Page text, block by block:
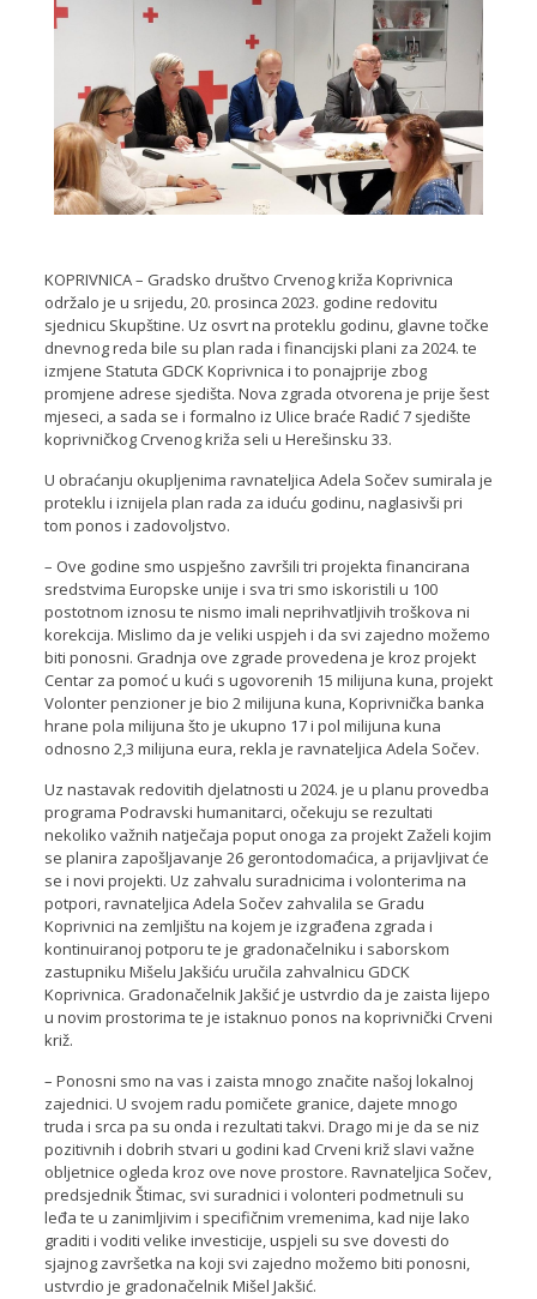
KOPRIVNICA – Gradsko društvo Crvenog križa Koprivnica
održalo je u srijedu, 20. prosinca 2023. godine redovitu
sjednicu Skupštine. Uz osvrt na proteklu godinu, glavne točke
dnevnog reda bile su plan rada i financijski plani za 2024. te
izmjene Statuta GDCK Koprivnica i to ponajprije zbog
promjene adrese sjedišta. Nova zgrada otvorena je prije šest
mjeseci, a sada se i formalno iz Ulice braće Radić 7 sjedište
koprivničkog Crvenog križa seli u Herešinsku 33.
U obraćanju okupljenima ravnateljica Adela Sočev sumirala je
proteklu i iznijela plan rada za iduću godinu, naglasivši pri
tom ponos i zadovoljstvo.
– Ove godine smo uspješno završili tri projekta financirana
sredstvima Europske unije i sva tri smo iskoristili u 100
postotnom iznosu te nismo imali neprihvatljivih troškova ni
korekcija. Mislimo da je veliki uspjeh i da svi zajedno možemo
biti ponosni. Gradnja ove zgrade provedena je kroz projekt
Centar za pomoć u kući s ugovorenih 15 milijuna kuna, projekt
Volonter penzioner je bio 2 milijuna kuna, Koprivnička banka
hrane pola milijuna što je ukupno 17 i pol milijuna kuna
odnosno 2,3 milijuna eura, rekla je ravnateljica Adela Sočev.
Uz nastavak redovitih djelatnosti u 2024. je u planu provedba
programa Podravski humanitarci, očekuju se rezultati
nekoliko važnih natječaja poput onoga za projekt Zaželi kojim
se planira zapošljavanje 26 gerontodomaćica, a prijavljivat će
se i novi projekti. Uz zahvalu suradnicima i volonterima na
potpori, ravnateljica Adela Sočev zahvalila se Gradu
Koprivnici na zemljištu na kojem je izgrađena zgrada i
kontinuiranoj potporu te je gradonačelniku i saborskom
zastupniku Mišelu Jakšiću uručila zahvalnicu GDCK
Koprivnica. Gradonačelnik Jakšić je ustvrdio da je zaista lijepo
u novim prostorima te je istaknuo ponos na koprivnički Crveni
križ.
– Ponosni smo na vas i zaista mnogo značite našoj lokalnoj
zajednici. U svojem radu pomičete granice, dajete mnogo
truda i srca pa su onda i rezultati takvi. Drago mi je da se niz
pozitivnih i dobrih stvari u godini kad Crveni križ slavi važne
obljetnice ogleda kroz ove nove prostore. Ravnateljica Sočev,
predsjednik Štimac, svi suradnici i volonteri podmetnuli su
leđa te u zanimljivim i specifičnim vremenima, kad nije lako
graditi i voditi velike investicije, uspjeli su sve dovesti do
sjajnog završetka na koji svi zajedno možemo biti ponosni,
ustvrdio je gradonačelnik Mišel Jakšić.